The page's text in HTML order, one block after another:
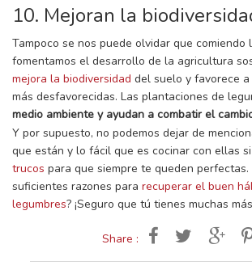
10. Mejoran la
Tampoco se nos puede olvidar que comiendo
fomentamos el desarrollo de la agricultura
mejora la biodiversidad del suelo y favorece
más desfavorecidas. Las plantaciones de
medio ambiente y ayudan a combatir el
Y por supuesto, no podemos dejar de
que están y lo fácil que es cocinar con ellas
trucos para que siempre te queden perfectas.
suficientes razones para recuperar el buen
legumbres? ¡Seguro que tú tienes muchas
Share :